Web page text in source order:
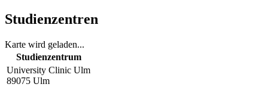
Studienzentren
Karte wird geladen...
Studienzentrum
University Clinic Ulm
89075 Ulm